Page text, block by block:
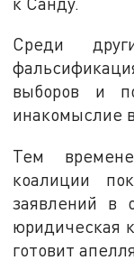
Среди
выборов и
инакомыслие
Тем
коалиции
заявлений в
юридическая
готовит